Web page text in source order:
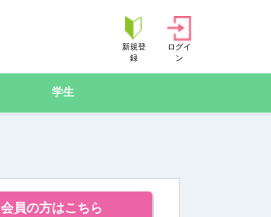
新規登
録
ログイ
ン
学生
会員の方はこちら